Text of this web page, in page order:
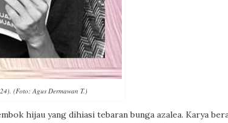
(Foto: Agus Dermawan T.)
hijau yang dihiasi tebaran bunga azalea. Karya